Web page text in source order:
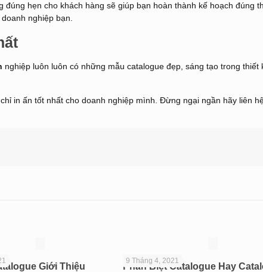
đúng hẹn cho khách hàng sẽ giúp bạn hoàn thành kế hoạch đúng
nghiệp bạn.
nghiệp luôn luôn có những mẫu catalogue đẹp, sáng tạo trong thiết
in ấn tốt nhất cho doanh nghiệp mình. Đừng ngại ngần hãy liên
Giới Thiệu
9 Tháng 4, 2021
Phân Biệt Catalogue Hay